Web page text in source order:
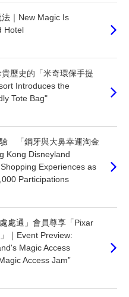
｜New Magic Is
Hotel
歷史的「米奇環保手提
Introduces the
Tote Bag"
「鋼牙與大鼻幸運淘金
Kong Disneyland
Experiences as
Participations
處通」會員尊享「Pixar
｜Event Preview:
Magic Access
Access Jam”